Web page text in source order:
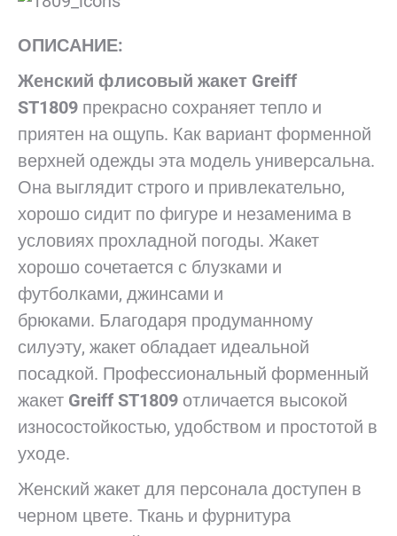
ОПИСАНИЕ:
Женский флисовый жакет Greiff
ST1809 прекрасно сохраняет тепло и
приятен на ощупь. Как вариант форменной
верхней одежды эта модель универсальна.
Она выглядит строго и привлекательно,
хорошо сидит по фигуре и незаменима в
условиях прохладной погоды. Жакет
хорошо сочетается с блузками и
футболками, джинсами и
брюками. Благодаря продуманному
силуэту, жакет обладает идеальной
посадкой. Профессиональный форменный
жакет Greiff ST1809 отличается высокой
износостойкостью, удобством и простотой в
уходе.
Женский жакет для персонала доступен в
черном цвете. Ткань и фурнитура